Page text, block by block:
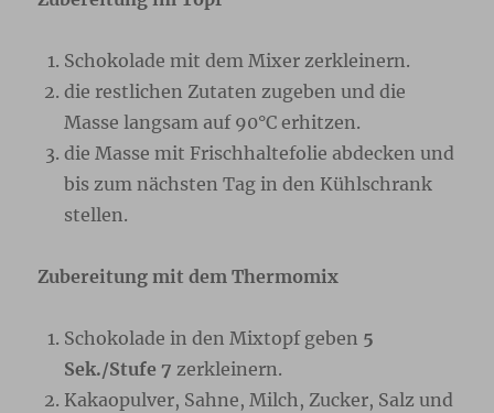
Schokolade mit dem Mixer zerkleinern.
die restlichen Zutaten zugeben und die
Masse langsam auf 90°C erhitzen.
die Masse mit Frischhaltefolie abdecken und
bis zum nächsten Tag in den Kühlschrank
stellen.
Zubereitung mit dem Thermomix
Schokolade in den Mixtopf geben 5
Sek./Stufe 7 zerkleinern.
Kakaopulver, Sahne, Milch, Zucker, Salz und